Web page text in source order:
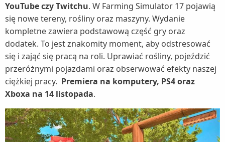
YouTube czy Twitchu. W Farming Simulator 17 pojawią
się nowe tereny, rośliny oraz maszyny. Wydanie
kompletne zawiera podstawową część gry oraz
dodatek. To jest znakomity moment, aby odstresować
się i zająć się pracą na roli. Uprawiać rośliny, pojeździć
przeróżnymi pojazdami oraz obserwować efekty naszej
ciężkiej pracy. Premiera na komputery, PS4 oraz
Xboxa na 14 listopada.